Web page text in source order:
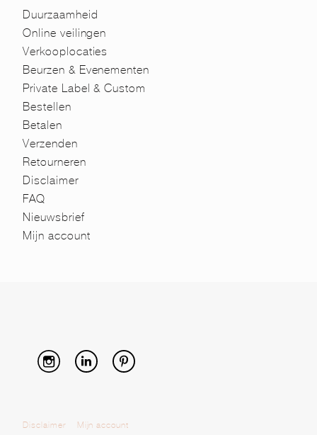
Duurzaamheid
Online veilingen
Verkooplocaties
Beurzen & Evenementen
Private Label & Custom
Bestellen
Betalen
Verzenden
Retourneren
Disclaimer
FAQ
Nieuwsbrief
Mijn account
Disclaimer Mijn account